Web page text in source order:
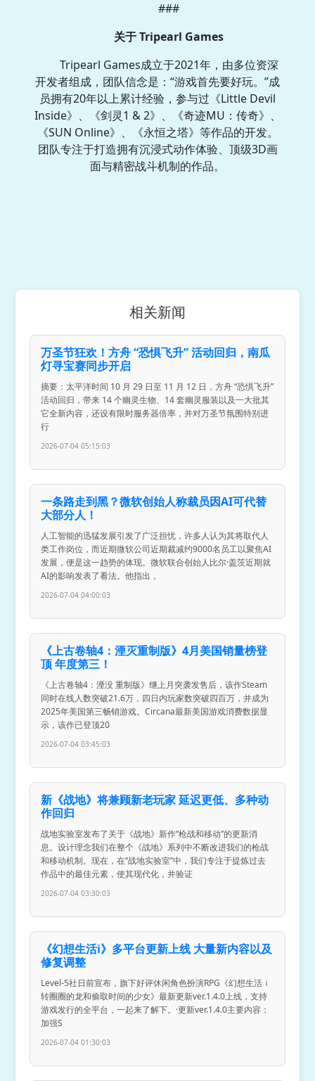
###
关于 Tripearl Games
Tripearl Games成立于2021年，由多位资深
开发者组成，团队信念是：“游戏首先要好玩。”成
员拥有20年以上累计经验，参与过《Little Devil
Inside》、《剑灵1 & 2》、《奇迹MU：传奇》、
《SUN Online》、《永恒之塔》等作品的开发。
团队专注于打造拥有沉浸式动作体验、顶级3D画
面与精密战斗机制的作品。
相关新闻
万圣节狂欢！方舟 “恐惧飞升” 活动回归，南瓜
灯寻宝赛同步开启
摘要：太平洋时间 10 月 29 日至 11 月 12 日，方舟 “恐惧飞升”
活动回归，带来 14 个幽灵生物、14 套幽灵服装以及一大批其
它全新内容，还设有限时服务器倍率，并对万圣节氛围特别进
行
2026-07-04 05:15:03
一条路走到黑？微软创始人称裁员因AI可代替
大部分人！
人工智能的迅猛发展引发了广泛担忧，许多人认为其将取代人
类工作岗位，而近期微软公司近期裁减约9000名员工以聚焦AI
发展，便是这一趋势的体现。微软联合创始人比尔·盖茨近期就
AI的影响发表了看法。他指出，
2026-07-04 04:00:03
《上古卷轴4：湮灭重制版》4月美国销量榜登
顶 年度第三！
《上古卷轴4：湮没 重制版》继上月突袭发售后，该作Steam
同时在线人数突破21.6万，四日内玩家数突破四百万，并成为
2025年美国第三畅销游戏。Circana最新美国游戏消费数据显
示，该作已登顶20
2026-07-04 03:45:03
新《战地》将兼顾新老玩家 延迟更低、多种动
作回归
战地实验室发布了关于《战地》新作“枪战和移动”的更新消
息。设计理念我们在整个《战地》系列中不断改进我们的枪战
和移动机制。现在，在“战地实验室”中，我们专注于提炼过去
作品中的最佳元素，使其现代化，并验证
2026-07-04 03:30:03
《幻想生活i》多平台更新上线 大量新内容以及
修复调整
Level-5社日前宣布，旗下好评休闲角色扮演RPG《幻想生活ｉ
转圈圈的龙和偷取时间的少女》最新更新ver.1.4.0上线，支持
游戏发行的全平台，一起来了解下。·更新ver.1.4.0主要内容：
加强S
2026-07-04 01:30:03